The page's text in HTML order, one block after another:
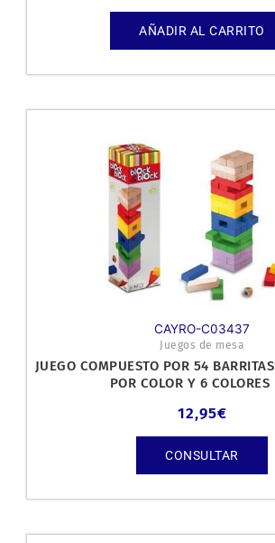
AÑADIR AL CARRITO
CAYRO-C03437
Juegos de mesa
JUEGO COMPUESTO POR 54
POR COLOR Y 6 COLORES
12,95€
CONSULTAR